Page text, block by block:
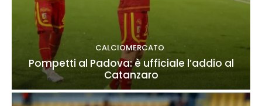
CALCIOMERCATO
Pompetti al Padova: è ufficiale l’addio al
Catanzaro